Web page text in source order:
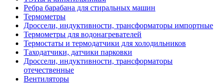
Ребра барабана для стиральных машин
Термометры
Дроссели, индуктивности, трансформаторы импортные
Термометры для водонагревателей
Термостаты и термодатчики для холодильников
Таходатчики, датчики парковки
Дроссели, индуктивности, трансформаторы
отечественные
Вентиляторы